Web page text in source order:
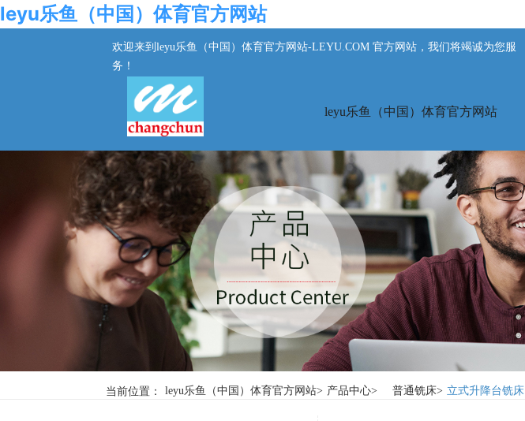
leyu乐鱼（中国）体育官方网站
欢迎来到leyu乐鱼（中国）体育官方网站-LEYU.COM 官方网站，我们将竭诚为您服
务！
leyu乐鱼（中国）体育官方网站
当前位置： leyu乐鱼（中国）体育官方网站> 产品中心> 普通铣床> 立式升降台铣床